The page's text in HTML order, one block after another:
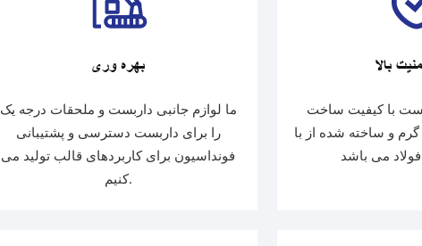
بهره وری
ما لوازم جانبی داربست و ملحقات درجه یک
را برای داربست دسترسی و پشتیبانی
فونداسیون برای کاربردهای قالب تولید می
کنیم.
بالا
با کیفیت ساخت
گرم و ساخته شده از با